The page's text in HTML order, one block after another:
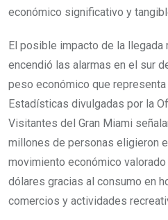
económico significativo y
El posible impacto de la llegada
encendió las alarmas en el sur
peso económico que
Estadísticas divulgadas por la
Visitantes del Gran Miami
millones de personas eligieron
movimiento económico
dólares gracias al consumo en
comercios y actividades